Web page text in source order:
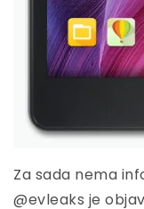
Za sada nema
@evleaks je